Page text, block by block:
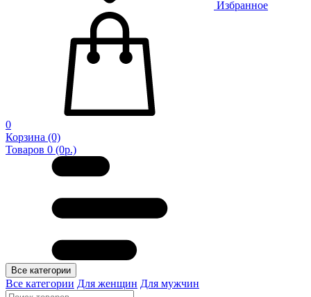
Избранное
0
Корзина (0)
Товаров 0 (0р.)
Все категории
Все категории Для женщин Для мужчин